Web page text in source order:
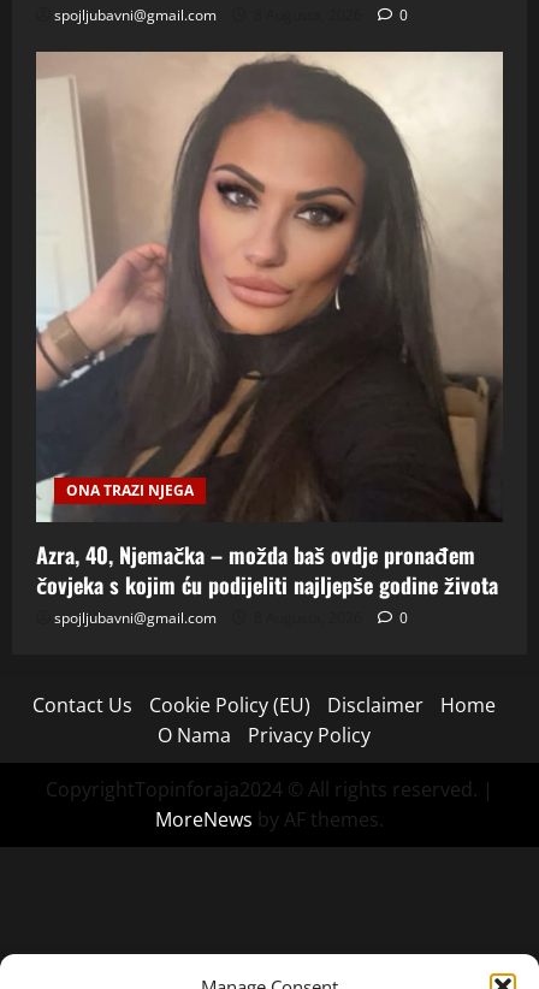
spojljubavni@gmail.com 0
ONA TRAZI NJEGA
Azra, 40, Njemačka – možda baš ovdje pronađem
čovjeka s kojim ću podijeliti najljepše godine života
spojljubavni@gmail.com 0
Contact Us Cookie Policy (EU) Disclaimer
Home
O Nama
Privacy Policy
CopyrightTopinforaja2024 © All rights reserved. |
MoreNews by AF themes.